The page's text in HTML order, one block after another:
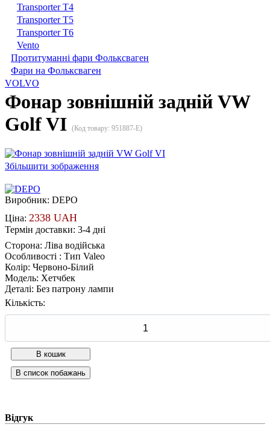
Transporter T4
Transporter T5
Transporter T6
Vento
Протитуманні фари Фольксваген
Фари на Фольксваген
VOLVO
Фонар зовнішній задній VW
Golf VI (Код товару: 951887-E)
Збільшити зображення
Виробник: DEPO
Ціна: 2338 UAH
Термін доставки: 3-4 дні
Сторона: Ліва водійська
Особливості : Тип Valeo
Колір: Червоно-Білий
Модель: Хетчбек
Деталі: Без патрону лампи
Кількість:
Відгук